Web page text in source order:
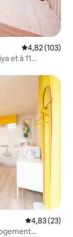
Évaluation
4,82 (103)
et à 11
Évaluation
4,83 (23)